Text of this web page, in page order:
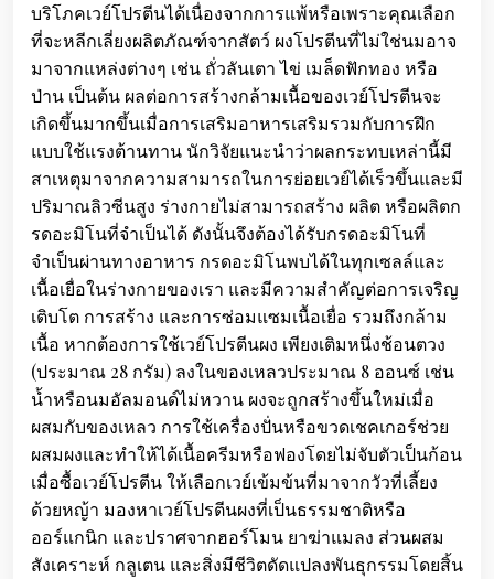
บริโภคเวย์โปรตีนได้เนื่องจากการแพ้หรือเพราะคุณเลือก
ที่จะหลีกเลี่ยงผลิตภัณฑ์จากสัตว์ ผงโปรตีนที่ไม่ใช่นมอาจ
มาจากแหล่งต่างๆ เช่น ถั่วลันเตา ไข่ เมล็ดฟักทอง หรือ
ป่าน เป็นต้น ผลต่อการสร้างกล้ามเนื้อของเวย์โปรตีนจะ
เกิดขึ้นมากขึ้นเมื่อการเสริมอาหารเสริมรวมกับการฝึก
แบบใช้แรงต้านทาน นักวิจัยแนะนำว่าผลกระทบเหล่านี้มี
สาเหตุมาจากความสามารถในการย่อยเวย์ได้เร็วขึ้นและมี
ปริมาณลิวซีนสูง ร่างกายไม่สามารถสร้าง ผลิต หรือผลิตก
รดอะมิโนที่จำเป็นได้ ดังนั้นจึงต้องได้รับกรดอะมิโนที่
จำเป็นผ่านทางอาหาร กรดอะมิโนพบได้ในทุกเซลล์และ
เนื้อเยื่อในร่างกายของเรา และมีความสำคัญต่อการเจริญ
เติบโต การสร้าง และการซ่อมแซมเนื้อเยื่อ รวมถึงกล้าม
เนื้อ หากต้องการใช้เวย์โปรตีนผง เพียงเติมหนึ่งช้อนตวง
(ประมาณ 28 กรัม) ลงในของเหลวประมาณ 8 ออนซ์ เช่น
น้ำหรือนมอัลมอนด์ไม่หวาน ผงจะถูกสร้างขึ้นใหม่เมื่อ
ผสมกับของเหลว การใช้เครื่องปั่นหรือขวดเชคเกอร์ช่วย
ผสมผงและทำให้ได้เนื้อครีมหรือฟองโดยไม่จับตัวเป็นก้อน
เมื่อซื้อเวย์โปรตีน ให้เลือกเวย์เข้มข้นที่มาจากวัวที่เลี้ยง
ด้วยหญ้า มองหาเวย์โปรตีนผงที่เป็นธรรมชาติหรือ
ออร์แกนิก และปราศจากฮอร์โมน ยาฆ่าแมลง ส่วนผสม
สังเคราะห์ กลูเตน และสิ่งมีชีวิตดัดแปลงพันธุกรรมโดยสิ้น